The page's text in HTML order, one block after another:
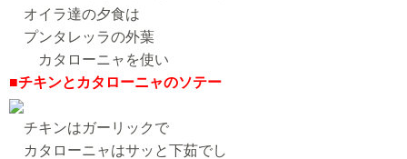
オイラ達の夕食は
プンタレッラの外葉
カタローニャを使い
■チキンとカタローニャのソテー
チキンはガーリックで
カタローニャはサッと下茹でし